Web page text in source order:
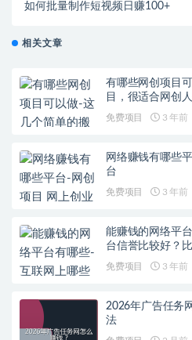
如何批量制作短视频日赚100+
相关文章
有哪些网创项目
目，很适合网创
免费项目 3 年前
网络赚钱有哪些
台
免费项目 3 年前
能赚钱的网络平
台信誉比较好？
免费项目 3 年前
2026年广告任务
法